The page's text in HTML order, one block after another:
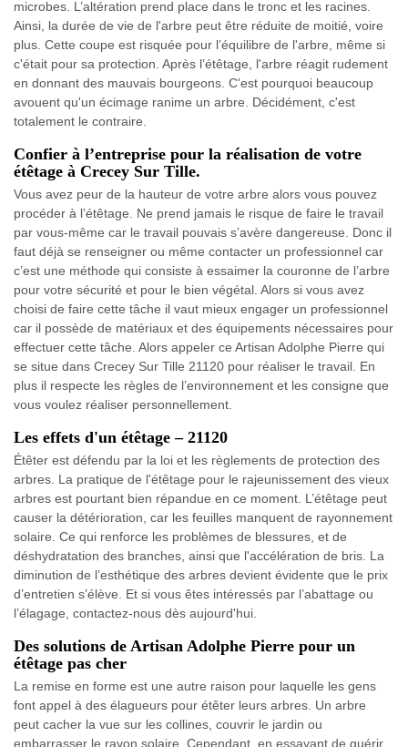
microbes. L’altération prend place dans le tronc et les racines.
Ainsi, la durée de vie de l'arbre peut être réduite de moitié, voire
plus. Cette coupe est risquée pour l’équilibre de l'arbre, même si
c'était pour sa protection. Après l’étêtage, l'arbre réagit rudement
en donnant des mauvais bourgeons. C'est pourquoi beaucoup
avouent qu'un écimage ranime un arbre. Décidément, c'est
totalement le contraire.
Confier à l’entreprise pour la réalisation de votre
étêtage à Crecey Sur Tille.
Vous avez peur de la hauteur de votre arbre alors vous pouvez
procéder à l’étêtage. Ne prend jamais le risque de faire le travail
par vous-même car le travail pouvais s’avère dangereuse. Donc il
faut déjà se renseigner ou même contacter un professionnel car
c’est une méthode qui consiste à essaimer la couronne de l’arbre
pour votre sécurité et pour le bien végétal. Alors si vous avez
choisi de faire cette tâche il vaut mieux engager un professionnel
car il possède de matériaux et des équipements nécessaires pour
effectuer cette tâche. Alors appeler ce Artisan Adolphe Pierre qui
se situe dans Crecey Sur Tille 21120 pour réaliser le travail. En
plus il respecte les règles de l’environnement et les consigne que
vous voulez réaliser personnellement.
Les effets d'un étêtage – 21120
Étêter est défendu par la loi et les règlements de protection des
arbres. La pratique de l'étêtage pour le rajeunissement des vieux
arbres est pourtant bien répandue en ce moment. L’étêtage peut
causer la détérioration, car les feuilles manquent de rayonnement
solaire. Ce qui renforce les problèmes de blessures, et de
déshydratation des branches, ainsi que l'accélération de bris. La
diminution de l’esthétique des arbres devient évidente que le prix
d’entretien s’élève. Et si vous êtes intéressés par l’abattage ou
l’élagage, contactez-nous dès aujourd'hui.
Des solutions de Artisan Adolphe Pierre pour un
étêtage pas cher
La remise en forme est une autre raison pour laquelle les gens
font appel à des élagueurs pour étêter leurs arbres. Un arbre
peut cacher la vue sur les collines, couvrir le jardin ou
embarrasser le rayon solaire. Cependant, en essayant de guérir,